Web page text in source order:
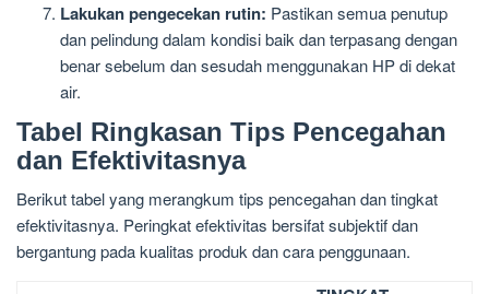
Lakukan pengecekan rutin: Pastikan semua penutup
dan pelindung dalam kondisi baik dan terpasang dengan
benar sebelum dan sesudah menggunakan HP di dekat
air.
Tabel Ringkasan Tips Pencegahan
dan Efektivitasnya
Berikut tabel yang merangkum tips pencegahan dan tingkat
efektivitasnya. Peringkat efektivitas bersifat subjektif dan
bergantung pada kualitas produk dan cara penggunaan.